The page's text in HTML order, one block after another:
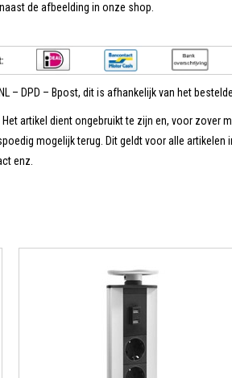
de afbeelding in onze shop.
– DPD – Bpost, dit is afhankelijk van het
artikel dient ongebruikt te zijn en, voor zover
mogelijk terug. Dit geldt voor alle
enz.